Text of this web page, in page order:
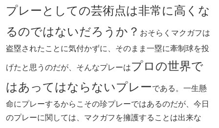
プレーとしての芸術点は非常に高くな
るのではないだろうか？ おそらくマクガフは
盗塁されたことに気付かずに、そのまま一塁に牽制球を投
げたと思うのだが、そんなプレーはプロの世界で
はあってはならないプレーである。一生懸
命にプレーするからこその珍プレーではあるのだが、今日
のプレーに関しては、マクガフを擁護することは出来な